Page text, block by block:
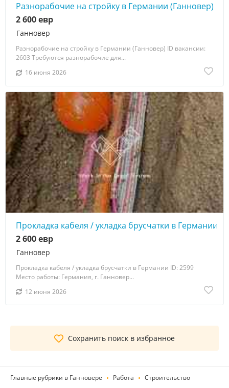
Разнорабочие на стройку в Германии (Ганновер)
Ганновер
2 600 евр
Разнорабочие на стройку в Германии (Ганновер) ID вакансии:
2603 Требуются разнорабочие для...
16 июня 2026
Прокладка кабеля / укладка брусчатки в Германии
Ганновер
2 600 евр
Прокладка кабеля / укладка брусчатки в Германии ID: 2599
Место работы: Германия, г. Ганновер...
12 июня 2026
Сохранить поиск в избранное
Главные рубрики в Ганновере Работа Строительство